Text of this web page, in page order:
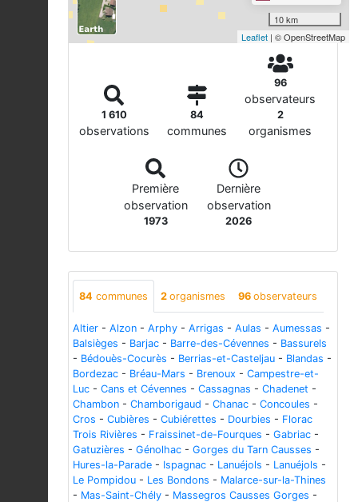
10 km
Leaflet | © OpenStreetMap
1 610
observations
84
communes
96
observateurs
2
organismes
Première
observation
1973
Dernière
observation
2026
84 communes 2 organismes 96 observateurs
Altier - Alzon - Arphy - Arrigas - Aulas - Aumessas -
Balsièges - Barjac - Barre-des-Cévennes - Bassurels
- Bédouès-Cocurès - Berrias-et-Casteljau - Blandas -
Bordezac - Bréau-Mars - Brenoux - Campestre-et-
Luc - Cans et Cévennes - Cassagnas - Chadenet -
Chambon - Chamborigaud - Chanac - Concoules -
Cros - Cubières - Cubiérettes - Dourbies - Florac
Trois Rivières - Fraissinet-de-Fourques - Gabriac -
Gatuzières - Génolhac - Gorges du Tarn Causses -
Hures-la-Parade - Ispagnac - Lanuéjols - Lanuéjols -
Le Pompidou - Les Bondons - Malarce-sur-la-Thines
- Mas-Saint-Chély - Massegros Causses Gorges -